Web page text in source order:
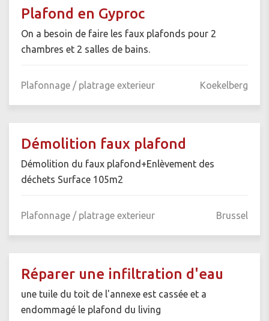
Plafond en Gyproc
On a besoin de faire les faux plafonds pour 2
chambres et 2 salles de bains.
Plafonnage / platrage exterieur Koekelberg
Démolition faux plafond
Démolition du faux plafond+Enlèvement des
déchets Surface 105m2
Plafonnage / platrage exterieur Brussel
Réparer une infiltration d'eau
une tuile du toit de l'annexe est cassée et a
endommagé le plafond du living